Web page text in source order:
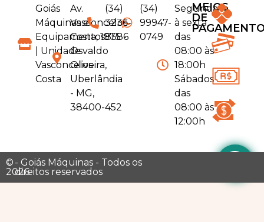
Goiás
Máquinas e
Equipamentos
| Unidade
Vasconcelos
Costa
Av.
Vasconcelos
Costa, 1975 -
Osvaldo
Oliveira,
Uberlândia
- MG,
38400-452
(34)
3236-
8586
(34)
99947-
0749
Segunda
à sexta
das
08:00 às
18:00h
Sábados
das
08:00 às
12:00h
MEIOS
DE
©
2026
- Goiás Máquinas - Todos os
direitos reservados